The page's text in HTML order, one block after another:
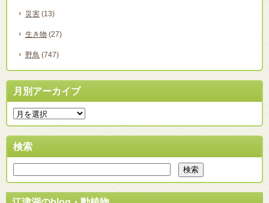
災害 (13)
生き物 (27)
野鳥 (747)
月別アーカイブ
検索